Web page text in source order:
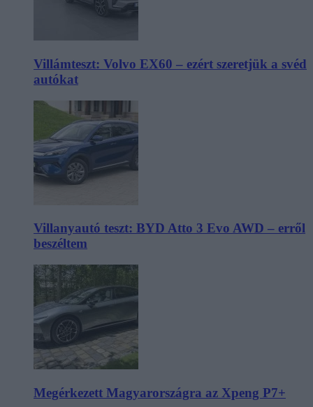
Villámteszt: Volvo EX60 – ezért szeretjük a svéd
autókat
Villanyautó teszt: BYD Atto 3 Evo AWD – erről
beszéltem
Megérkezett Magyarországra az Xpeng P7+